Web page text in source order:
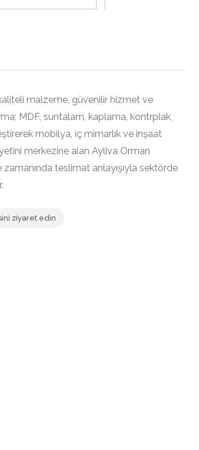
malzeme, güvenilir hizmet ve
MDF, suntalam, kaplama, kontrplak,
mobilya, iç mimarlık ve inşaat
merkezine alan Ayliva Orman
teslimat anlayışıyla sektörde
ziyaret edin